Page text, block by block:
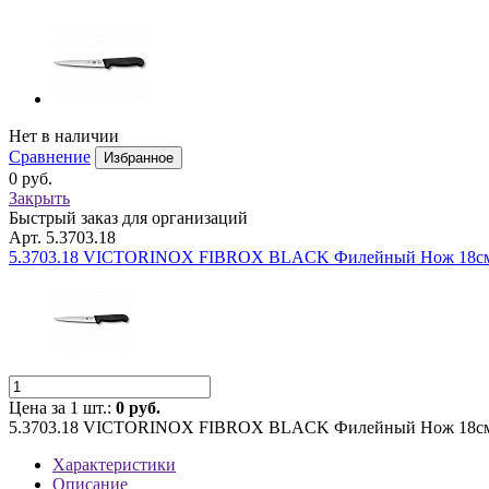
Нет в наличии
Сравнение
Избранное
0 руб.
Закрыть
Быстрый заказ для организаций
Арт. 5.3703.18
5.3703.18 VICTORINOX FIBROX BLACK Филейный Нож
Цена за 1 шт.: 0 руб.
5.3703.18 VICTORINOX FIBROX BLACK Филейный Нож
Характеристики
Описание